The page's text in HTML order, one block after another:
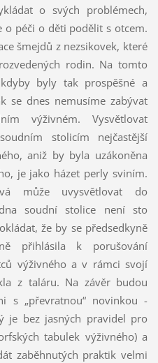
o svých problémech,
o péči o děti podělit s otcem.
šmejdů z nezsikovek, které
rodin. Na tomto
byly tak prospěšné a
se dnes nemusíme zabývat
výživném. Vysvětlovat
stolicím nejčastější
aniž by byla uzákoněna
je jako házet perly sviním.
může uvysvětlovat do
soudní stolice není sto
že by se předsedkyně
přihlásila k porušování
výživného a v rámci svojí
z taláru. Na závěr budou
s „převratnou“ novinkou -
je bez jasných pravidel pro
tabulek výživného) a
zaběhnutých praktik velmi